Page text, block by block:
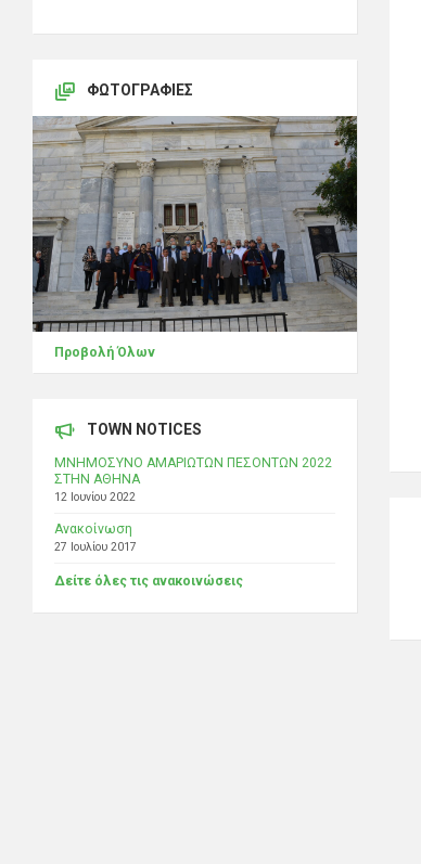
ΦΩΤΟΓΡΑΦΊΕΣ
Προβολή Όλων
TOWN NOTICES
ΜΝΗΜΟΣΥΝΟ ΑΜΑΡΙΩΤΩΝ ΠΕΣΟΝΤΩΝ 2022
ΣΤΗΝ ΑΘΗΝΑ
12 Ιουνίου 2022
Ανακοίνωση
27 Ιουλίου 2017
Δείτε όλες τις ανακοινώσεις